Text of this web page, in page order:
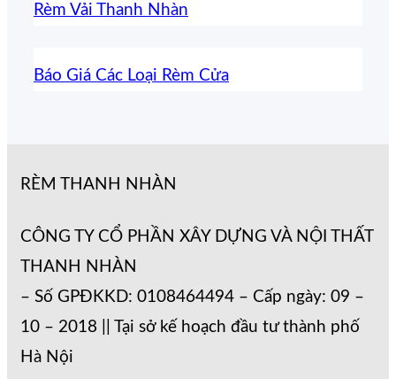
Rèm Vải Thanh Nhàn
Báo Giá Các Loại Rèm Cửa
RÈM THANH NHÀN
CÔNG TY CỔ PHẦN XÂY DỰNG VÀ NỘI THẤT
THANH NHÀN
– Số GPĐKKD: 0108464494 – Cấp ngày: 09 –
10 – 2018 || Tại sở kế hoạch đầu tư thành phố
Hà Nội